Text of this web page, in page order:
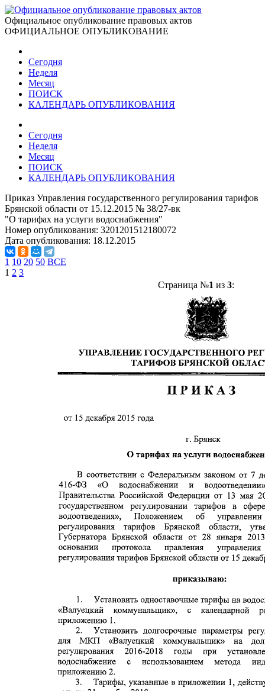
Официальное опубликование правовых актов
ОФИЦИАЛЬНОЕ ОПУБЛИКОВАНИЕ
Сегодня
Неделя
Месяц
ПОИСК
КАЛЕНДАРЬ ОПУБЛИКОВАНИЯ
Сегодня
Неделя
Месяц
ПОИСК
КАЛЕНДАРЬ ОПУБЛИКОВАНИЯ
Приказ Управления государственного регулирования тарифов
Брянской области от 15.12.2015 № 38/27-вк
"О тарифах на услуги водоснабжения"
Номер опубликования: 3201201512180072
Дата опубликования: 18.12.2015
1 10 20 50 ВСЕ
1 2 3
Страница №1 из 3: